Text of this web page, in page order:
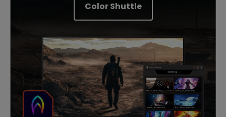
Color Shuttle